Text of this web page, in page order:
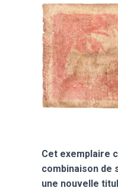
Cet exemplaire
combinaison de
une nouvelle